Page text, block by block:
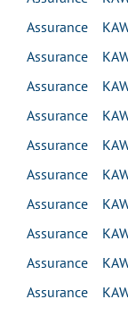
Assurance
Assurance
Assurance
Assurance
Assurance
Assurance
Assurance
Assurance
Assurance
Assurance